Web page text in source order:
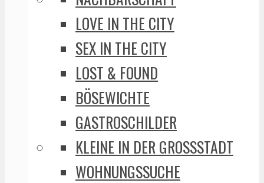
LOVE IN THE CITY
SEX IN THE CITY
LOST & FOUND
BÖSEWICHTE
GASTROSCHILDER
KLEINE IN DER GROSSSTADT
WOHNUNGSSUCHE